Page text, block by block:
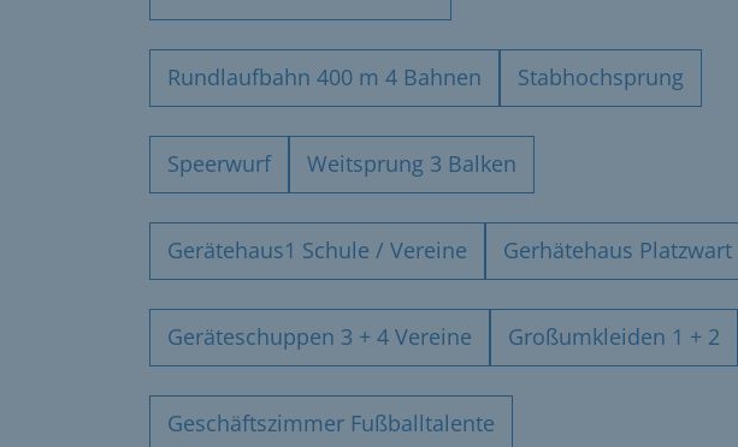
Rundlaufbahn 400 m 4 Bahnen Stabhochsprung
Speerwurf Weitsprung 3 Balken
Gerätehaus1 Schule / Vereine Gerhätehaus Platzwart
Geräteschuppen 3 + 4 Vereine Großumkleiden 1 + 2
Geschäftszimmer Fußballtalente